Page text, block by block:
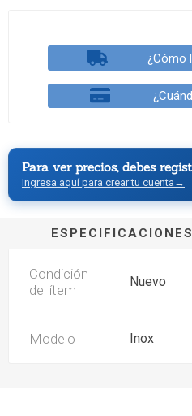
¿Cómo
Para ver precios, debes
Ingresa aquí para crear tu cuenta →
Condición
del ítem
Nuevo
Modelo Inox